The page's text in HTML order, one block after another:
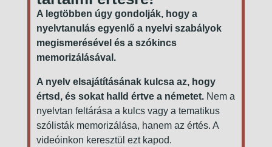
A legtöbben úgy gondolják, hogy a
nyelvtanulás egyenlő a nyelvi szabályok
megismerésével és a szókincs
memorizálásával.
A nyelv elsajátításának kulcsa az, hogy
értsd, és sokat halld értve a németet.Nem a
nyelvtan feltárása a kulcs vagy a tematikus
szólisták memorizálása, hanem az értés. A
videóinkon keresztül ezt kapod.